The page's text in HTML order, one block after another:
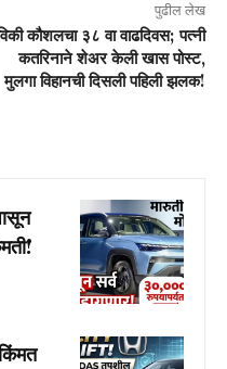
पुढील लेख
कौशलचा ३८ वा वाढदिवस; पत्नी
कतरिनाने शेअर केली खास पोस्ट,
मुलगा विहानची दिसली पहिली झलक!